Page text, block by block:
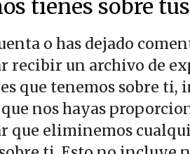
tienes sobre
o has dejado
recibir un archivo de
que tenemos sobre ti,
nos hayas
que eliminemos